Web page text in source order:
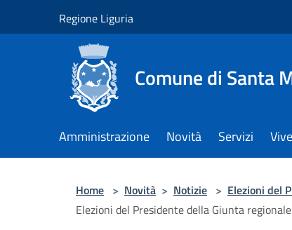
Regione Liguria
Comune di Santa
Amministrazione Novità Servizi
Home > Novità > Notizie > Elezioni del
Elezioni del Presidente della Giunta